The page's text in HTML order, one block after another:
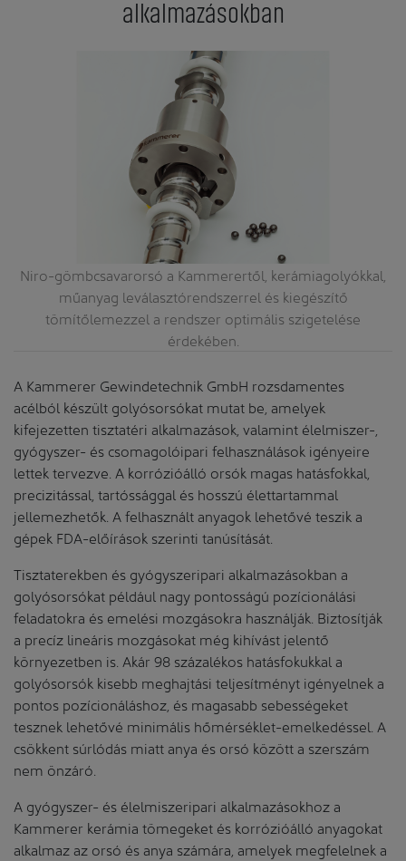
alkalmazásokban
Niro-gömbcsavarorsó a Kammerertől, kerámiagolyókkal,
műanyag leválasztórendszerrel és kiegészítő
tömítőlemezzel a rendszer optimális szigetelése
érdekében.
A Kammerer Gewindetechnik GmbH rozsdamentes
acélból készült golyósorsókat mutat be, amelyek
kifejezetten tisztatéri alkalmazások, valamint élelmiszer-,
gyógyszer- és csomagolóipari felhasználások igényeire
lettek tervezve. A korrózióálló orsók magas hatásfokkal,
precizitással, tartóssággal és hosszú élettartammal
jellemezhetők. A felhasznált anyagok lehetővé teszik a
gépek FDA-előírások szerinti tanúsítását.
Tisztaterekben és gyógyszeripari alkalmazásokban a
golyósorsókat például nagy pontosságú pozícionálási
feladatokra és emelési mozgásokra használják. Biztosítják
a precíz lineáris mozgásokat még kihívást jelentő
környezetben is. Akár 98 százalékos hatásfokukkal a
golyósorsók kisebb meghajtási teljesítményt igényelnek a
pontos pozícionáláshoz, és magasabb sebességeket
tesznek lehetővé minimális hőmérséklet-emelkedéssel. A
csökkent súrlódás miatt anya és orsó között a szerszám
nem önzáró.
A gyógyszer- és élelmiszeripari alkalmazásokhoz a
Kammerer kerámia tömegeket és korrózióálló anyagokat
alkalmaz az orsó és anya számára, amelyek megfelelnek a